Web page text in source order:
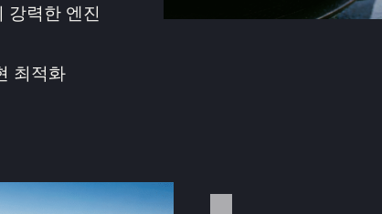
강력한 엔진
최적화